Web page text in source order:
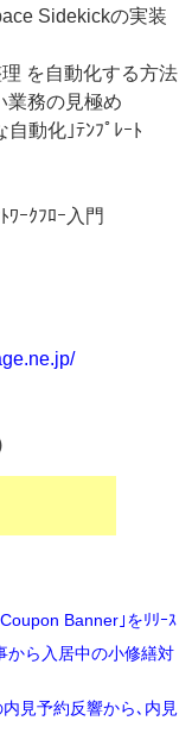
Sidekickの実装
理 を自動化する方法
業務の見極め
動化｣ﾃﾝﾌﾟﾚｰﾄ
ﾜｰｸﾌﾛｰ入門
Banner｣をﾘﾘｰｽ
から入居中の小修繕対
見予約反響から､内見